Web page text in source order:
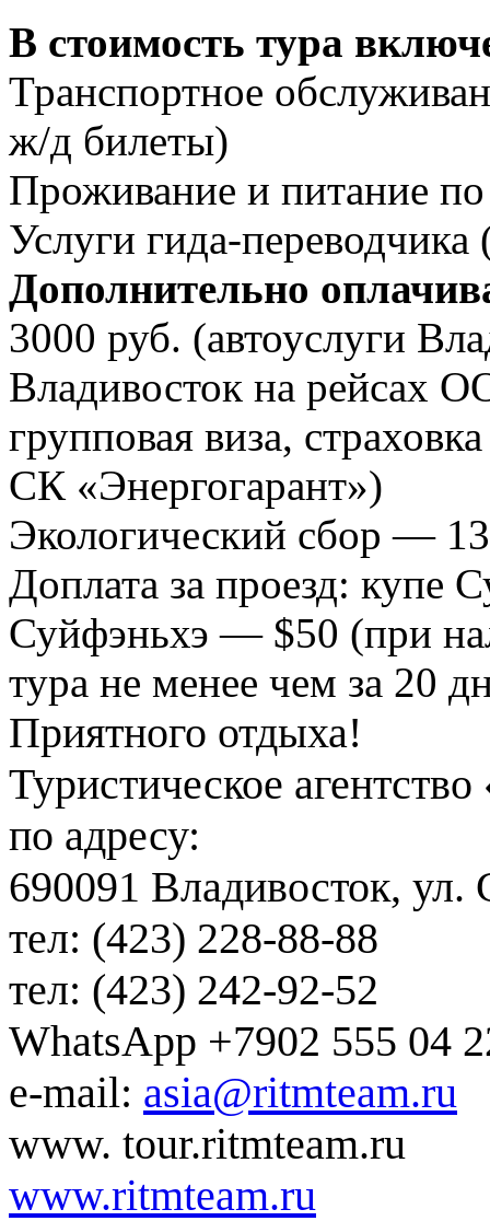
В стоимость тура
Транспортное
ж/д билеты)
Проживание и питание
Услуги гида-переводчика
Дополнительно
3000 руб. (автоуслуги
Владивосток на рейсах
групповая виза,
СК «Энергогарант»)
Экологический сбор —
Доплата за проезд:
Суйфэньхэ — $50 (при
тура не менее чем за 20
Приятного отдыха!
Туристическое агентство
по адресу:
690091 Владивосток, ул.
тел: (423) 228-88-88
тел: (423) 242-92-52
WhatsApp +7902 555 04
e-mail: asia@ritmteam.ru
www. tour.ritmteam.ru
www.ritmteam.ru